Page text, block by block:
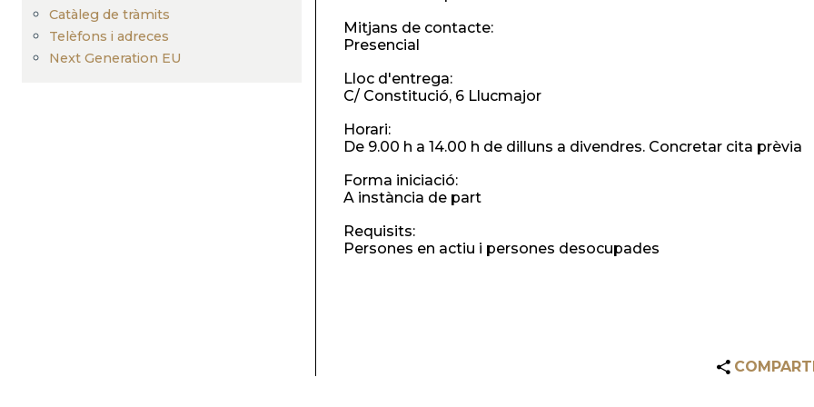
Catàleg de tràmits
Telèfons i adreces
Next Generation EU
Mitjans de contacte:
Presencial
Lloc d'entrega:
C/ Constitució, 6 Llucmajor
Horari:
De 9.00 h a 14.00 h de dilluns a divendres. Concretar cita prèvia
Forma iniciació:
A instància de part
Requisits:
Persones en actiu i persones desocupades